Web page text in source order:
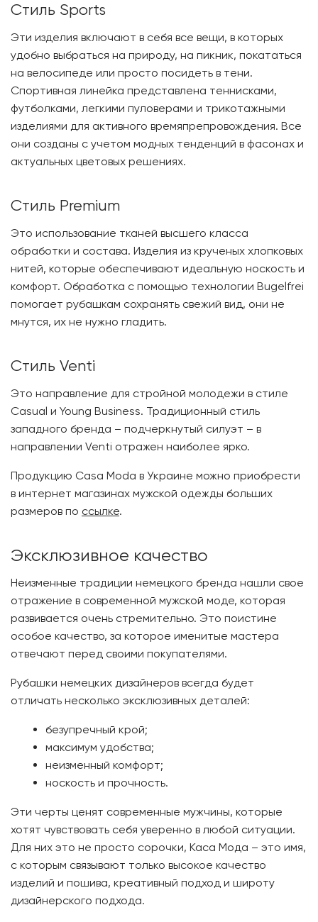
Стиль Sports
Эти изделия включают в себя все вещи, в которых
удобно выбраться на природу, на пикник, покататься
на велосипеде или просто посидеть в тени.
Спортивная линейка представлена теннисками,
футболками, легкими пуловерами и трикотажными
изделиями для активного времяпрепровождения. Все
они созданы с учетом модных тенденций в фасонах и
актуальных цветовых решениях.
Стиль Premium
Это использование тканей высшего класса
обработки и состава. Изделия из крученых хлопковых
нитей, которые обеспечивают идеальную носкость и
комфорт. Обработка с помощью технологии Bugelfrei
помогает рубашкам сохранять свежий вид, они не
мнутся, их не нужно гладить.
Стиль Venti
Это направление для стройной молодежи в стиле
Casual и Young Business. Традиционный стиль
западного бренда – подчеркнутый силуэт – в
направлении Venti отражен наиболее ярко.
Продукцию Casa Moda в Украине можно приобрести
в интернет магазинах мужской одежды больших
размеров по ссылке.
Эксклюзивное качество
Неизменные традиции немецкого бренда нашли свое
отражение в современной мужской моде, которая
развивается очень стремительно. Это поистине
особое качество, за которое именитые мастера
отвечают перед своими покупателями.
Рубашки немецких дизайнеров всегда будет
отличать несколько эксклюзивных деталей:
безупречный крой;
максимум удобства;
неизменный комфорт;
носкость и прочность.
Эти черты ценят современные мужчины, которые
хотят чувствовать себя уверенно в любой ситуации.
Для них это не просто сорочки, Каса Мода – это имя,
с которым связывают только высокое качество
изделий и пошива, креативный подход и широту
дизайнерского подхода.